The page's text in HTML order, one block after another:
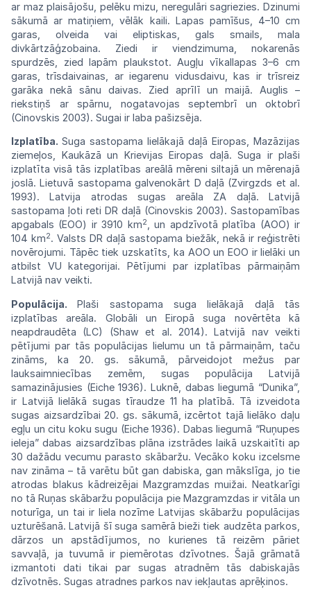
ar mazplaisājošu, pelēku mizu, neregulāri sagriezies.Dzinumi
sākumā ar matiņiem, vēlāk kaili. Lapas pamīšus, 4–10 cm
garas,
olveida vai eliptiskas, gals smails, mala
divkārtzāģzobaina. Ziedi ir viendzimuma, nokarenās
spurdzēs, ziedlapām plaukstot. Augļu vīkallapas3–6cm
garas, trīsdaivainas, ar iegarenu vidusdaivu, kas ir trīsreiz
garāka nekā sānu daivas. Zied aprīlī un maijā. Auglis –
riekstiņš ar spārnu, nogatavojas septembrī un oktobrī
(Cinovskis 2003). Sugai ir laba pašizsēja.
Izplatība. Suga sastopama lielākajā daļā Eiropas, Mazāzijas
ziemeļos, Kaukāzā un Krievijas Eiropas daļā. Suga ir plaši
izplatīta visā tās izplatības areālā mēreni siltajā un mērenajā
joslā. Lietuvā sastopamagalvenokārt D daļā (Zvirgzds et al.
1993).Latvija atrodas sugas areāla ZA daļā. Latvijā
sastopama ļoti reti DR daļā (Cinovskis 2003). Sastopamības
apgabals (EOO) ir 3910 km2,un apdzīvotā platība (AOO)ir
104 km2. Valsts DR daļā sastopama biežāk, nekā ir reģistrēti
novērojumi. Tāpēc tiek uzskatīts, ka AOOun EOO ir lielāki un
atbilst VUkategorijai.Pētījumi par izplatības pārmaiņām
Latvijā nav veikti.
Populācija.Plaši sastopama sugalielākajā daļā tās
izplatības areāla. Globāli unEiropāsuga novērtēta kā
neapdraudēta (LC) (Shaw et al. 2014). Latvijā nav veikti
pētījumi par tāspopulācijas lielumu un tā pārmaiņām, taču
zināms, ka 20. gs. sākumā, pārveidojotmežuspar
lauksaimniecības zemēm, sugas
populācija Latvijā
samazinājusies (Eiche 1936). Luknē, dabas liegumā “Dunika”,
ir Latvijālielākā sugas tīraudze 11 ha platībā. Tāizveidota
sugas aizsardzībai 20. gs. sākumā, izcērtot tajā lielāko daļu
egļu un citu koku sugu (Eiche1936). Dabas liegumā “Ruņupes
ieleja”dabas aizsardzības plāna izstrādes laikā uzskaitītiap
30 dažādu vecumu parasto skābaržu. Vecāko koku izcelsme
nav zināma – tā varētu būt gan dabiska, gan mākslīga, jo tie
atrodas blakus kādreizējai Mazgramzdas muižai. Neatkarīgi
no tā Ruņas skābaržu populācija pie Mazgramzdas ir vitāla un
noturīga, un tai ir liela nozīme Latvijas skābaržu populācijas
uzturēšanā. Latvijā šī suga samērā bieži tiek audzēta parkos,
dārzos un apstādījumos,no kurienes tā reizēm pāriet
savvaļā, ja tuvumā irpiemērotas dzīvotnes. Šajā grāmatā
izmantoti dati tikai par sugas atradnēm tās
dabiskajās
dzīvotnēs. Sugas atradnes parkos nav iekļautas aprēķinos.